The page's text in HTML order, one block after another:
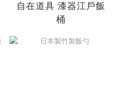
自在道具 漆器江戶飯
桶